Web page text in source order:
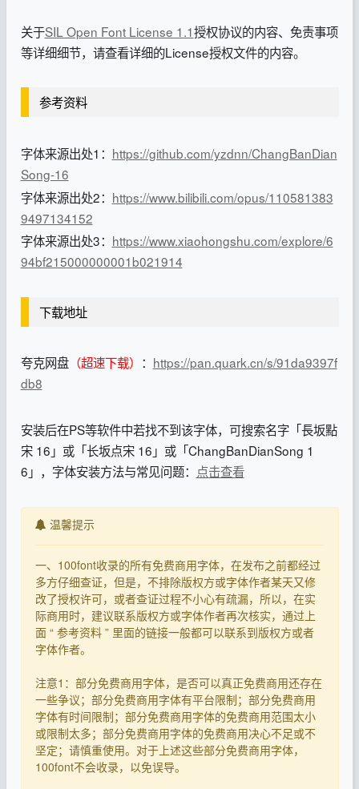
关于SIL Open Font License 1.1授权协议的内容、免责事项
等详细细节，请查看详细的License授权文件的内容。
参考资料
字体来源出处1： https://github.com/yzdnn/ChangBanDian
Song-16
字体来源出处2： https://www.bilibili.com/opus/110581383
9497134152
字体来源出处3： https://www.xiaohongshu.com/explore/6
94bf215000000001b021914
下载地址
夸克网盘（超速下载） ： https://pan.quark.cn/s/91da9397f
db8
安装后在PS等软件中若找不到该字体，可搜索名字「長坂點
宋 16」或「长坂点宋 16」或「ChangBanDianSong 1
6」，字体安装方法与常见问题： 点击查看
温馨提示
一、100font收录的所有免费商用字体，在发布之前都经过
多方仔细查证，但是，不排除版权方或字体作者某天又修
改了授权许可，或者查证过程不小心有疏漏，所以，在实
际商用时，建议联系版权方或字体作者再次核实，通过上
面 “ 参考资料 ” 里面的链接一般都可以联系到版权方或者
字体作者。
注意1：部分免费商用字体，是否可以真正免费商用还存在
一些争议；部分免费商用字体有平台限制；部分免费商用
字体有时间限制；部分免费商用字体的免费商用范围太小
或限制太多；部分免费商用字体的免费商用决心不足或不
坚定；请慎重使用。对于上述这些部分免费商用字体，
100font不会收录，以免误导。